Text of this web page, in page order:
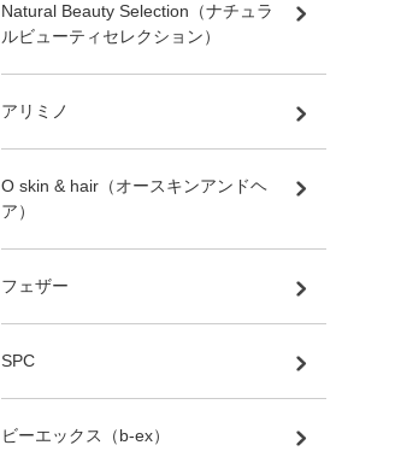
Natural Beauty Selection（ナチュラ
ルビューティセレクション）
アリミノ
O skin & hair（オースキンアンドヘ
ア）
フェザー
SPC
ビーエックス（b-ex）